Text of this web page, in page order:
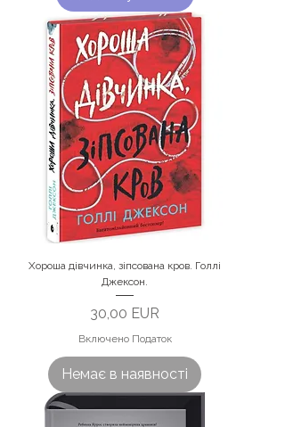
Хороша дівчинка, зіпсована кров. Голлі
Джексон.
Ціна
30,00 EUR
Включено Податок
Немає в наявності